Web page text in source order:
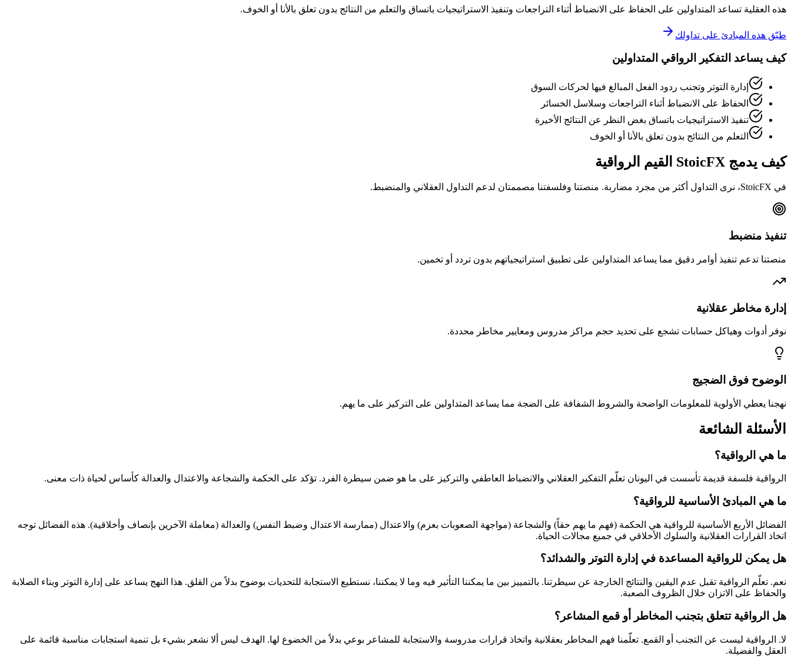
هذه العقلية تساعد المتداولين على الحفاظ على الانضباط أثناء التراجعات وتنفيذ الاستراتيجيات باتساق والتعلم من النتائج بدون تعلق بالأنا أو الخوف.
طبّق هذه المبادئ على تداولك
كيف يساعد التفكير الرواقي المتداولين
إدارة التوتر وتجنب ردود الفعل المبالغ فيها لحركات السوق
الحفاظ على الانضباط أثناء التراجعات وسلاسل الخسائر
تنفيذ الاستراتيجيات باتساق بغض النظر عن النتائج الأخيرة
التعلم من النتائج بدون تعلق بالأنا أو الخوف
كيف يدمج StoicFX القيم الرواقية
في StoicFX، نرى التداول أكثر من مجرد مضاربة. منصتنا وفلسفتنا مصممتان لدعم التداول العقلاني والمنضبط.
تنفيذ منضبط
منصتنا تدعم تنفيذ أوامر دقيق مما يساعد المتداولين على تطبيق استراتيجياتهم بدون تردد أو تخمين.
إدارة مخاطر عقلانية
نوفر أدوات وهياكل حسابات تشجع على تحديد حجم مراكز مدروس ومعايير مخاطر محددة.
الوضوح فوق الضجيج
نهجنا يعطي الأولوية للمعلومات الواضحة والشروط الشفافة على الضجة مما يساعد المتداولين على التركيز على ما يهم.
الأسئلة الشائعة
ما هي الرواقية؟
الرواقية فلسفة قديمة تأسست في اليونان تعلّم التفكير العقلاني والانضباط العاطفي والتركيز على ما هو ضمن سيطرة الفرد. تؤكد على الحكمة والشجاعة والاعتدال والعدالة كأساس لحياة ذات معنى.
ما هي المبادئ الأساسية للرواقية؟
الفضائل الأربع الأساسية للرواقية هي الحكمة (فهم ما يهم حقاً) والشجاعة (مواجهة الصعوبات بعزم) والاعتدال (ممارسة الاعتدال وضبط النفس) والعدالة (معاملة الآخرين بإنصاف وأخلاقية). هذه الفضائل توجه
اتخاذ القرارات العقلانية والسلوك الأخلاقي في جميع مجالات الحياة.
هل يمكن للرواقية المساعدة في إدارة التوتر والشدائد؟
نعم. تعلّم الرواقية تقبل عدم اليقين والنتائج الخارجة عن سيطرتنا. بالتمييز بين ما يمكننا التأثير فيه وما لا يمكننا، نستطيع الاستجابة للتحديات بوضوح بدلاً من القلق. هذا النهج يساعد على إدارة التوتر وبناء الصلابة
والحفاظ على الاتزان خلال الظروف الصعبة.
هل الرواقية تتعلق بتجنب المخاطر أو قمع المشاعر؟
لا. الرواقية ليست عن التجنب أو القمع. تعلّمنا فهم المخاطر بعقلانية واتخاذ قرارات مدروسة والاستجابة للمشاعر بوعي بدلاً من الخضوع لها. الهدف ليس ألا نشعر بشيء بل تنمية استجابات مناسبة قائمة على
العقل والفضيلة.